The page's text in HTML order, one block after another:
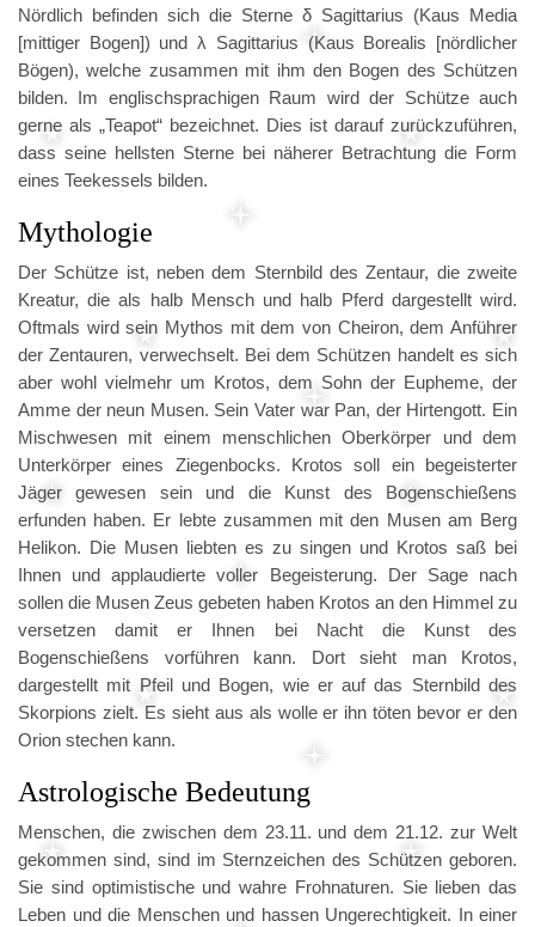
Nördlich befinden sich die Sterne δ Sagittarius (Kaus Media
[mittiger Bogen]) und λ Sagittarius (Kaus Borealis [nördlicher
Bögen), welche zusammen mit ihm den Bogen des Schützen
bilden. Im englischsprachigen Raum wird der Schütze auch
gerne als „Teapot“ bezeichnet. Dies ist darauf zurückzuführen,
dass seine hellsten Sterne bei näherer Betrachtung die Form
eines Teekessels bilden.
Mythologie
Der Schütze ist, neben dem Sternbild des Zentaur, die zweite
Kreatur, die als halb Mensch und halb Pferd dargestellt wird.
Oftmals wird sein Mythos mit dem von Cheiron, dem Anführer
der Zentauren, verwechselt. Bei dem Schützen handelt es sich
aber wohl vielmehr um Krotos, dem Sohn der Eupheme, der
Amme der neun Musen. Sein Vater war Pan, der Hirtengott. Ein
Mischwesen mit einem menschlichen Oberkörper und dem
Unterkörper eines Ziegenbocks. Krotos soll ein begeisterter
Jäger gewesen sein und die Kunst des Bogenschießens
erfunden haben. Er lebte zusammen mit den Musen am Berg
Helikon. Die Musen liebten es zu singen und Krotos saß bei
Ihnen und applaudierte voller Begeisterung. Der Sage nach
sollen die Musen Zeus gebeten haben Krotos an den Himmel zu
versetzen damit er Ihnen bei Nacht die Kunst des
Bogenschießens vorführen kann. Dort sieht man Krotos,
dargestellt mit Pfeil und Bogen, wie er auf das Sternbild des
Skorpions zielt. Es sieht aus als wolle er ihn töten bevor er den
Orion stechen kann.
Astrologische Bedeutung
Menschen, die zwischen dem 23.11. und dem 21.12. zur Welt
gekommen sind, sind im Sternzeichen des Schützen geboren.
Sie sind optimistische und wahre Frohnaturen. Sie lieben das
Leben und die Menschen und hassen Ungerechtigkeit. In einer